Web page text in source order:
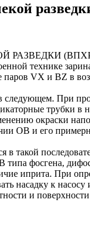
(ВПХР)
технике
паров VX и BZ в
следующем. При
трубки в
окраски
ОВ и его
такой
фосгена,
иприта. При
насадку к
и